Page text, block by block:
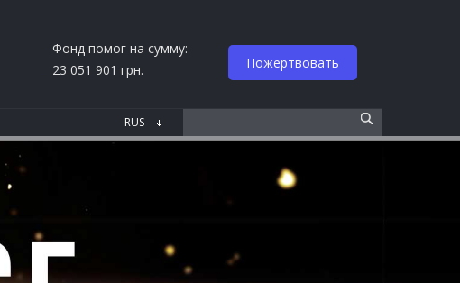
Фонд помог на сумму:
23 051 901 грн.
Пожертвовать